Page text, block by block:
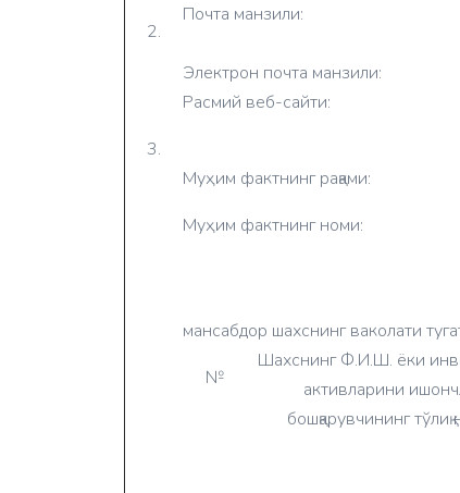
2.
Почта манзили:
Электрон почта манзили:
Расмий веб-сайти:
3.
Муҳим фактнинг рақами:
Муҳим фактнинг номи:
мансабдор шахснинг ваколати
№
Шахснинг Ф.И.Ш. ёки
активларини
бошқарувчининг тўлиқ